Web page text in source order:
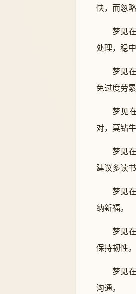
快，而忽
梦见
处理，稳中
梦见
免过度劳累
梦见
对，莫钻牛
梦见
建议多读
梦见
纳新福。
梦见
保持韧性。
梦见
沟通。